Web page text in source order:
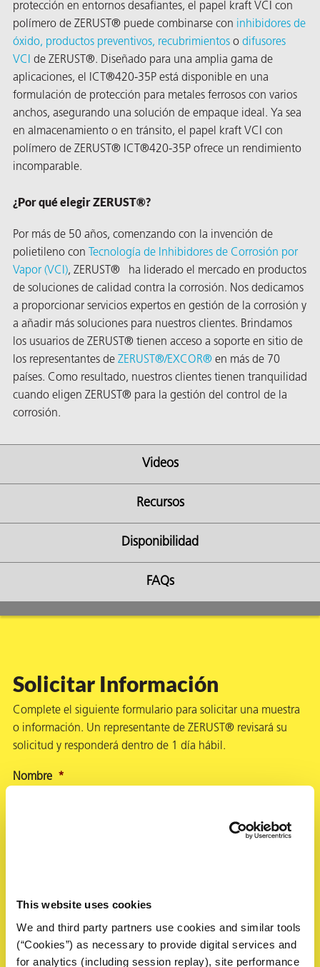
This website uses cookies
We and third party partners use cookies and similar tools
(“Cookies”) as necessary to provide digital services and
for analytics (including session replay), site performance
protección en entornos desafiantes, el papel kraft VCI con
polímero de ZERUST® puede combinarse con inhibidores de
óxido, productos preventivos, recubrimientos o difusores
VCI de ZERUST®. Diseñado para una amplia gama de
aplicaciones, el ICT®420-35P está disponible en una
formulación de protección para metales ferrosos con varios
anchos, asegurando una solución de empaque ideal. Ya sea
en almacenamiento o en tránsito, el papel kraft VCI con
polímero de ZERUST® ICT®420-35P ofrece un rendimiento
incomparable.
¿Por qué elegir ZERUST®?
Por más de 50 años, comenzando con la invención de
polietileno con Tecnología de Inhibidores de Corrosión por
Vapor (VCI), ZERUST® ha liderado el mercado en productos
de soluciones de calidad contra la corrosión. Nos dedicamos
a proporcionar servicios expertos en gestión de la corrosión y
a añadir más soluciones para nuestros clientes. Brindamos
los usuarios de ZERUST® tienen acceso a soporte en sitio de
los representantes de ZERUST®/EXCOR® en más de 70
países. Como resultado, nuestros clientes tienen tranquilidad
cuando eligen ZERUST® para la gestión del control de la
corrosión.
Videos
Recursos
Disponibilidad
FAQs
Solicitar Información
Complete el siguiente formulario para solicitar una muestra
o información. Un representante de ZERUST® revisará su
solicitud y responderá dentro de 1 día hábil.
Nombre *
Correo electrónico * Teléfono